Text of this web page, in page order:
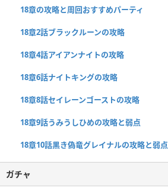
18章の攻略と周回おすすめパーティ
18章2話ブラックルーンの攻略
18章4話アイアンナイトの攻略
18章6話ナイトキングの攻略
18章8話セイレーンゴーストの攻略
18章9話うみうしひめの攻略と弱点
18章10話黒き偽竜グレイナルの攻略と弱点
ガチャ